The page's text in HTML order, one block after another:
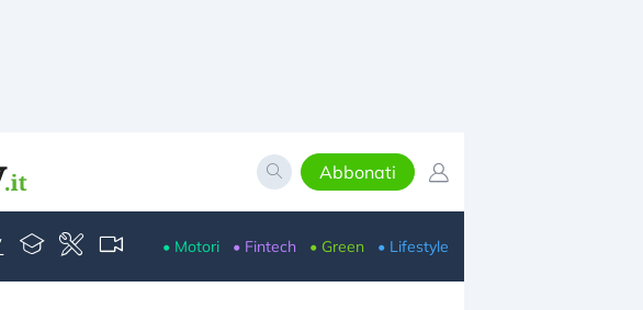
Abbonati
• Motori • Fintech • Green • Lifestyle